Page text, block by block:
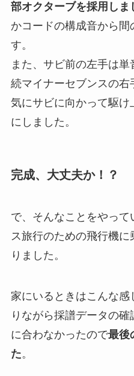
部オクターブを採用しま
かコードの構成音から間
す。
また、サビ前の左手は
続マイナーセブンスの
気にサビに向かって駆け
にしました。
完成、大丈夫か！？
で、そんなことをやっ
ス旅行のための飛行機
りました。
家にいるときはこんな
りながら採譜データの
に合わなかったので最後
た。